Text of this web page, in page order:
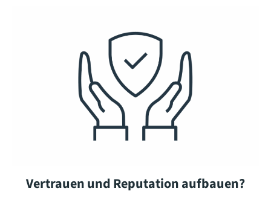
Vertrauen und Reputation aufbauen?